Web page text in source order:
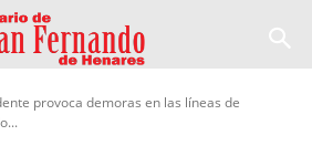
provoca demoras en las líneas de